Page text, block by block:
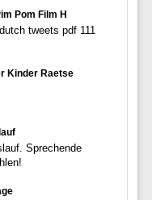
Pom Film H
tweets pdf 111
Kinder Raetse
Sprechende